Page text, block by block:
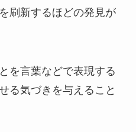
刷新するほどの発見が
を言葉などで表現する
る気づきを与えること